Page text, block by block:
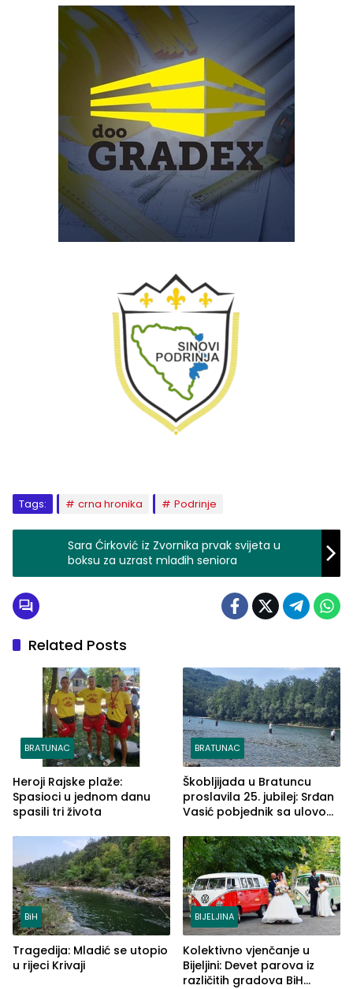
Tags: crna hronika Podrinje
Sara Ćirković iz Zvornika prvak svijeta u
boksu za uzrast mlađih seniora
Related Posts
BRATUNAC
Heroji Rajske plaže:
Spasioci u jednom danu
spasili tri života
BRATUNAC
Škobljijada u Bratuncu
proslavila 25. jubilej: Srđan
Vasić pobjednik sa ulovom
BiH
Tragedija: Mladić se utopio
u rijeci Krivaji
BIJELJINA
Kolektivno vjenčanje u
Bijeljini: Devet parova iz
različitih gradova BiH